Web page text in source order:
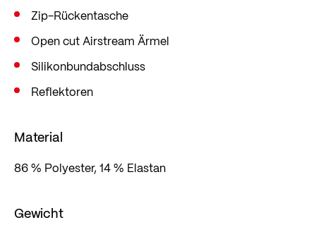
Zip-Rückentasche
Open cut Airstream Ärmel
Silikonbundabschluss
Reflektoren
Material
86 % Polyester, 14 % Elastan
Gewicht